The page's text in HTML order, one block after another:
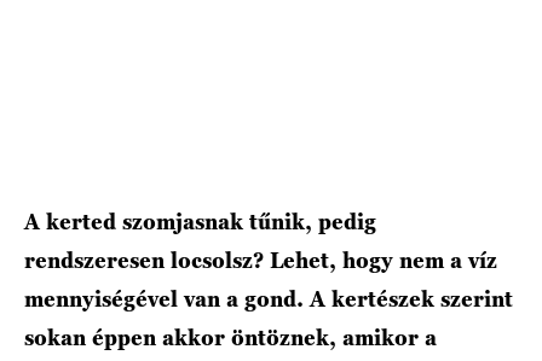
A kerted szomjasnak tűnik, pedig
rendszeresen locsolsz? Lehet, hogy nem a víz
mennyiségével van a gond. A kertészek szerint
sokan éppen akkor öntöznek, amikor a